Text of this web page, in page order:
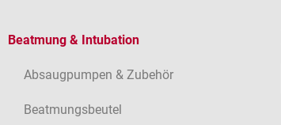
Beatmung & Intubation
Absaugpumpen & Zubehör
Beatmungsbeutel